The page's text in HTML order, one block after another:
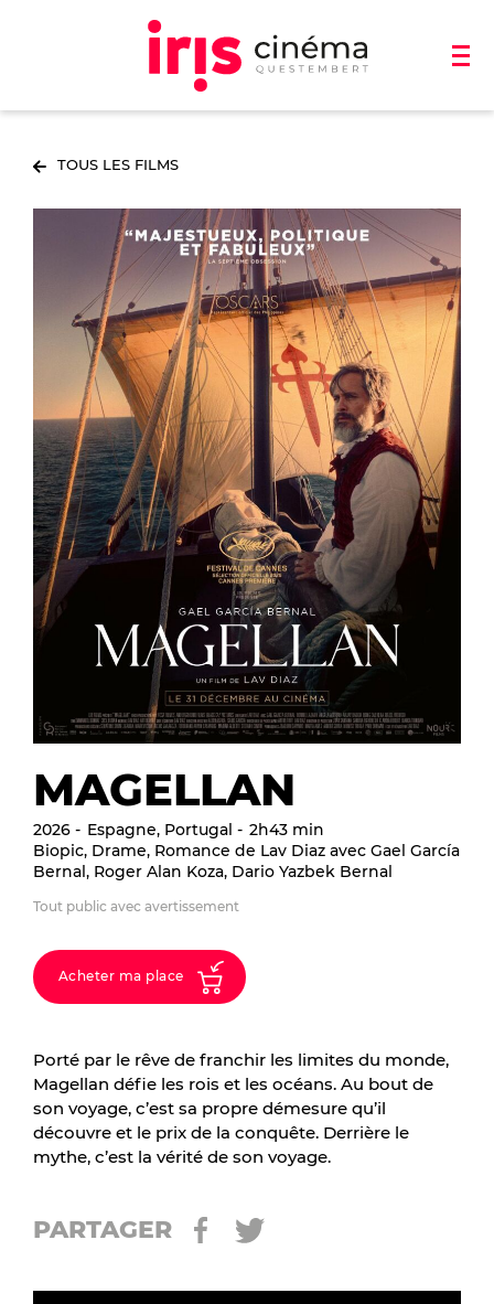
TOUS LES FILMS
MAGELLAN
2026 Espagne, Portugal
2h43 min
Biopic, Drame, Romance de Lav Diaz avec Gael García
Bernal, Roger Alan Koza, Dario Yazbek Bernal
Tout public avec avertissement
Acheter ma place
Porté par le rêve de franchir les limites du monde,
Magellan défie les rois et les océans. Au bout de
son voyage, c’est sa propre démesure qu’il
découvre et le prix de la conquête. Derrière le
mythe, c’est la vérité de son voyage.
PARTAGER